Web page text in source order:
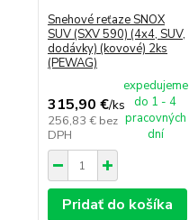
Snehové reťaze SNOX
SUV (SXV 590) (4x4, SUV,
dodávky) (kovové) 2ks
(PEWAG)
315,90 €/ks
256,83 € bez
DPH
expedujeme
do 1 - 4
pracovných
dní
Pridať do košíka